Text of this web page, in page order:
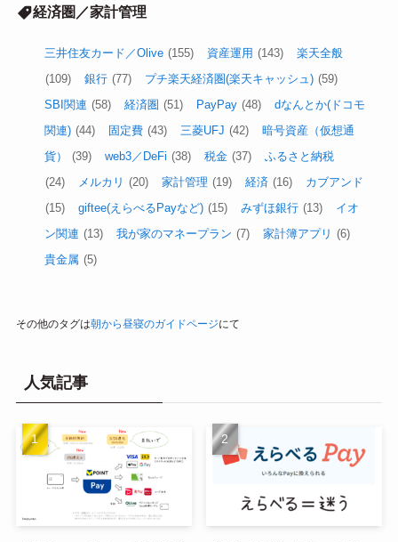
経済圏／家計管理
三井住友カード／Olive (155) 資産運用 (143)
楽天全般
(109)
銀行 (77) プチ楽天経済圏(楽天キャッシュ) (59)
SBI関連 (58) 経済圏 (51) PayPay (48)
dなんとか(ドコモ
関連) (44) 固定費 (43) 三菱UFJ (42)
暗号資産（仮想通
貨）
(39) web3／DeFi (38) 税金 (37)
ふるさと納税
(24)
メルカリ (20) 家計管理 (19) 経済 (16)
カブアンド
(15)
giftee(えらべるPayなど) (15) みずほ銀行 (13)
イオ
ン関連 (13) 我が家のマネープラン (7) 家計簿アプリ (6)
貴金属 (5)
その他のタグは朝から昼寝のガイドページにて
人気記事